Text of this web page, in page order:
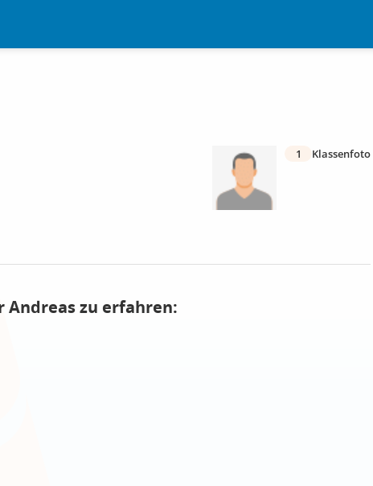
1 Klassenfoto
Andreas zu erfahren: